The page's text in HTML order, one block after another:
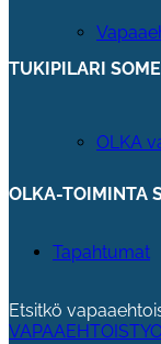
OLKA
Tapahtumat
TUKIPILARI
OLKA-TOIMINTA
Etsitkö